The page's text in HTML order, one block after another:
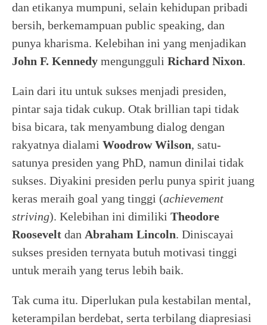
dan etikanya mumpuni, selain kehidupan pribadi
bersih, berkemampuan public speaking, dan
punya kharisma. Kelebihan ini yang menjadikan
John F. Kennedy mengungguli Richard Nixon.
Lain dari itu untuk sukses menjadi presiden,
pintar saja tidak cukup. Otak brillian tapi tidak
bisa bicara, tak menyambung dialog dengan
rakyatnya dialami Woodrow Wilson, satu-
satunya presiden yang PhD, namun dinilai tidak
sukses. Diyakini presiden perlu punya spirit juang
keras meraih goal yang tinggi (achievement
striving). Kelebihan ini dimiliki Theodore
Roosevelt dan Abraham Lincoln. Diniscayai
sukses presiden ternyata butuh motivasi tinggi
untuk meraih yang terus lebih baik.
Tak cuma itu. Diperlukan pula kestabilan mental,
keterampilan berdebat, serta terbilang diapresiasi